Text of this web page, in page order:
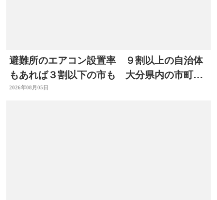
避難所のエアコン設置率 ９割以上の自治体
もあれば３割以下の市も 大分県内の市町村
を調査
2026年08月05日